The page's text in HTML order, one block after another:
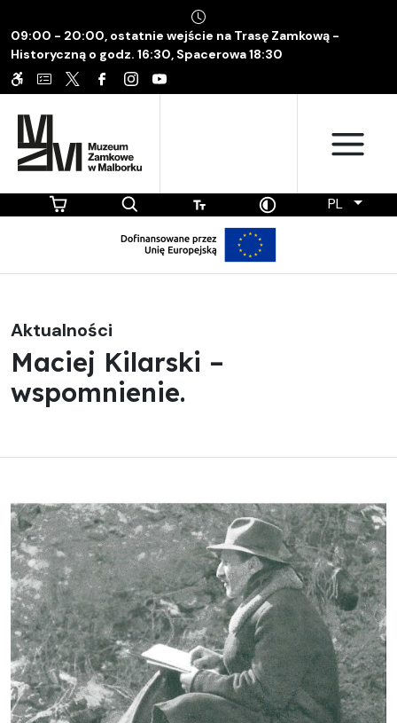
09:00 - 20:00, ostatnie wejście na Trasę Zamkową -
Historyczną o godz. 16:30, Spacerowa 18:30
PL
Aktualności
Maciej Kilarski –
wspomnienie.